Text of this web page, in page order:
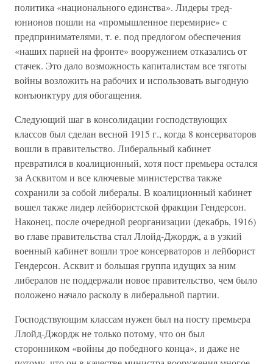
политика «национального единства». Лидеры тред-
юнионов пошли на «промышленное перемирие» с
предпринимателями, т. е. под предлогом обеспечения
«наших парней на фронте» вооружением отказались от
стачек. Это дало возможность капиталистам все тяготы
войны возложить на рабочих и использовать выгодную
конъюнктуру для обогащения.
Следующий шаг в консолидации господствующих
классов был сделан весной 1915 г., когда 8 консерваторов
вошли в правительство. Либеральный кабинет
превратился в коалиционный, хотя пост премьера остался
за Асквитом и все ключевые министерства также
сохранили за собой либералы. В коалиционный кабинет
вошел также лидер лейбористской фракции Гендерсон.
Наконец, после очередной реорганизации (декабрь, 1916)
во главе правительства стал Ллойд-Джордж, а в узкий
военный кабинет вошли трое консерваторов и лейборист
Гендерсон. Асквит и большая группа идущих за ним
либералов не поддержали новое правительство, чем было
положено начало расколу в либеральной партии.
Господствующим классам нужен был на посту премьера
Ллойд-Джордж не только потому, что он был
сторонником «войны до победного конца», и даже не